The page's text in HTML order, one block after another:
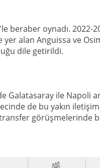
beraber oynadı. 2022-
alan Anguissa ve
dile getirildi.
Galatasaray ile Napoli
de bu yakın
görüşmelerinde